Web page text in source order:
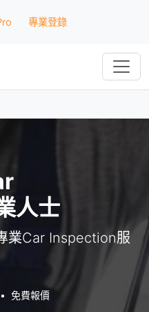
專業登錄
人士
業Car Inspection服
• 免費報價